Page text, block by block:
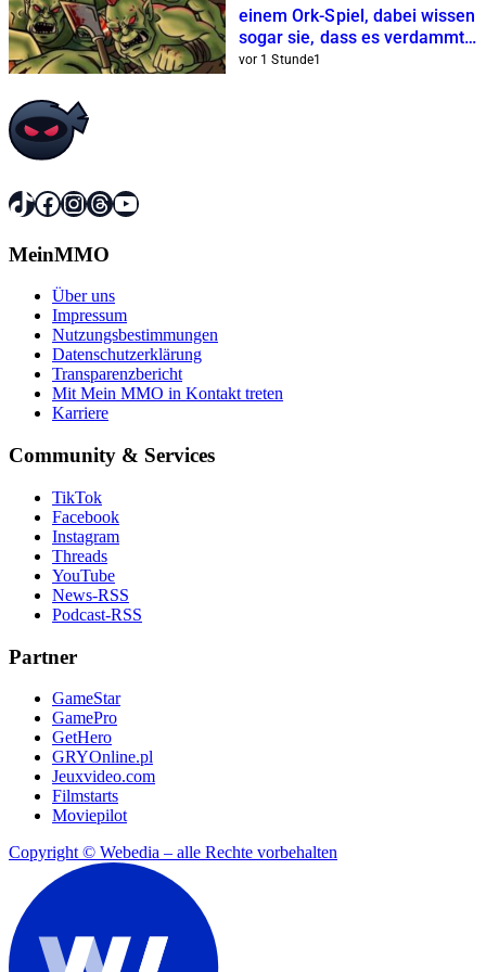
einem Ork-Spiel, dabei wissen
sogar sie, dass es verdammt
hässlich ist
vor 1 Stunde1
TikTok
Facebook
Instagram
Threads
YouTube
MeinMMO
Über uns
Impressum
Nutzungsbestimmungen
Datenschutzerklärung
Transparenzbericht
Mit Mein MMO in Kontakt treten
Karriere
Community & Services
TikTok
Facebook
Instagram
Threads
YouTube
News-RSS
Podcast-RSS
Partner
GameStar
GamePro
GetHero
GRYOnline.pl
Jeuxvideo.com
Filmstarts
Moviepilot
Copyright © Webedia – alle Rechte vorbehalten